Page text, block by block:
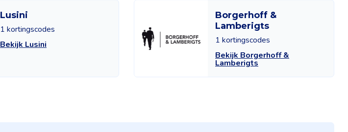
Lusini
1 kortingscodes
Bekijk Lusini
Borgerhoff &
Lamberigts
1 kortingscodes
Bekijk Borgerhoff &
Lamberigts